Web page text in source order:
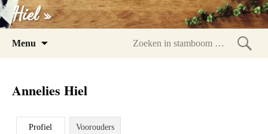
Hiel »
Menu
Annelies Hiel
Profiel Voorouders